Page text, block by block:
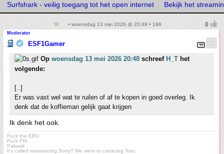
Surfshark - veilig toegang tot het open internet Bekijk het
• woensdag 13 mei 2026 @ 20:49 • 196
Moderator
ESF1Gamer
Op woensdag 13 mei 2026 20:48 schreef H_T het
volgende:
[..]
Er was vast wel wat te ruilen of af te kopen in goed overleg. Ik
denk dat de koffieman gelijk gaat krijgen
Ik denk het ook.
Fuck the EBU
Fuck FIA
Pakaak
It's called motorracing.Sorry? We went to carracing Toto